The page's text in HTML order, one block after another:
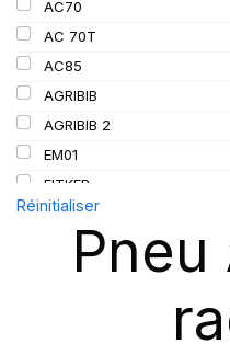
152/155
155
156
157
162/162
167
172
AC70
AC 70T
AC85
AGRIBIB
AGRIBIB 2
EM01
FITKER
OMNIBIB
RD-02 TL
Réinitialiser
Pneu